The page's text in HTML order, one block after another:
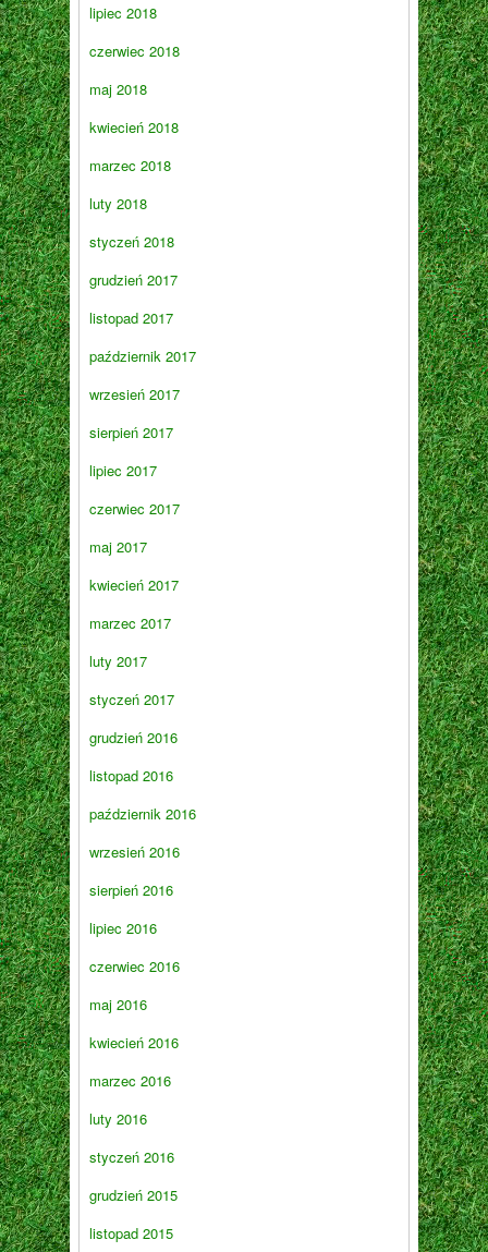
lipiec 2018
czerwiec 2018
maj 2018
kwiecień 2018
marzec 2018
luty 2018
styczeń 2018
grudzień 2017
listopad 2017
październik 2017
wrzesień 2017
sierpień 2017
lipiec 2017
czerwiec 2017
maj 2017
kwiecień 2017
marzec 2017
luty 2017
styczeń 2017
grudzień 2016
listopad 2016
październik 2016
wrzesień 2016
sierpień 2016
lipiec 2016
czerwiec 2016
maj 2016
kwiecień 2016
marzec 2016
luty 2016
styczeń 2016
grudzień 2015
listopad 2015